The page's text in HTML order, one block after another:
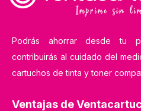
Podrás ahorrar desde tu
contribuirás al cuidado del
cartuchos de tinta y toner
Ventajas de